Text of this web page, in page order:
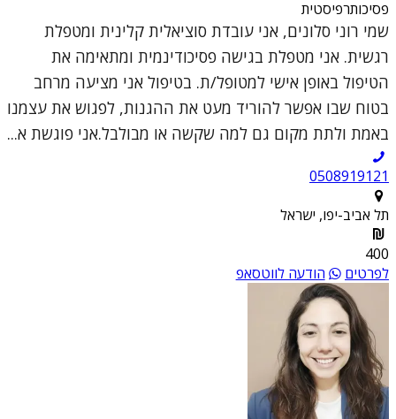
פסיכותרפיסטית
שמי רוני סלונים, אני עובדת סוציאלית קלינית ומטפלת
רגשית. אני מטפלת בגישה פסיכודינמית ומתאימה את
הטיפול באופן אישי למטופל/ת. בטיפול אני מציעה מרחב
בטוח שבו אפשר להוריד מעט את ההגנות, לפגוש את עצמנו
באמת ולתת מקום גם למה שקשה או מבולבל.אני פוגשת א...
0508919121
תל אביב-יפו, ישראל
400
לפרטים
הודעה לווטסאפ